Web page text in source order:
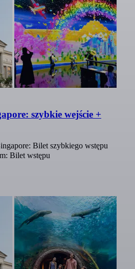
szybkie wejście +
Bilet szybkiego wstępu
Bilet wstępu